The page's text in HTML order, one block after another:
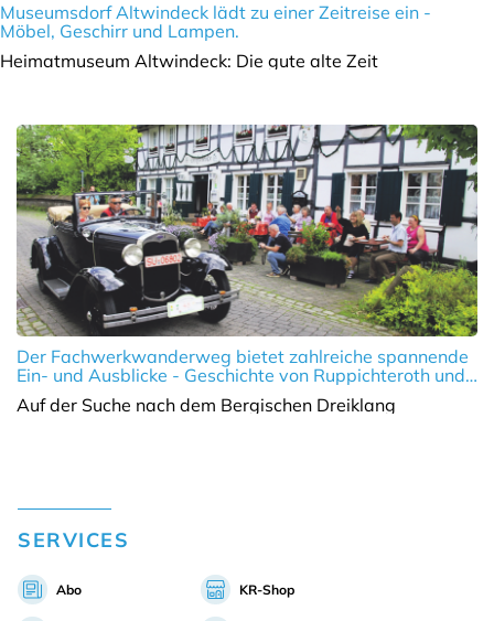
Museumsdorf Altwindeck lädt zu einer Zeitreise ein -
Möbel, Geschirr und Lampen.
Heimatmuseum Altwindeck: Die gute alte Zeit
Der Fachwerkwanderweg bietet zahlreiche spannende
Ein- und Ausblicke - Geschichte von Ruppichteroth und
Apfelkelterei.
Auf der Suche nach dem Bergischen Dreiklang
SERVICES
Abo KR-Shop